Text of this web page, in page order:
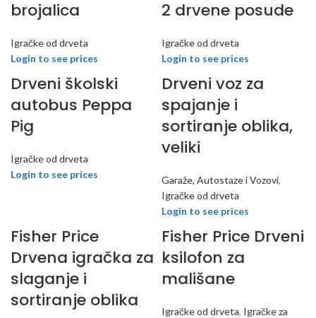
brojalica
Igračke od drveta
Login to see prices
2 drvene posude
Igračke od drveta
Login to see prices
Drveni školski
autobus Peppa
Pig
Igračke od drveta
Login to see prices
Drveni voz za
spajanje i
sortiranje oblika,
veliki
Garaže, Autostaze i Vozovi,
Igračke od drveta
Login to see prices
Fisher Price
Drvena igračka za
slaganje i
sortiranje oblika
Fisher Price Drveni
ksilofon za
mališane
Igračke od drveta, Igračke za